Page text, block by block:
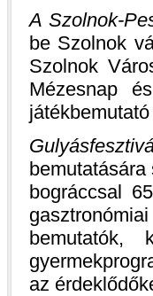
A Szolnok-
be Szolnok
Szolnok
Mézesnap
bográccsal
bemutatók,
az